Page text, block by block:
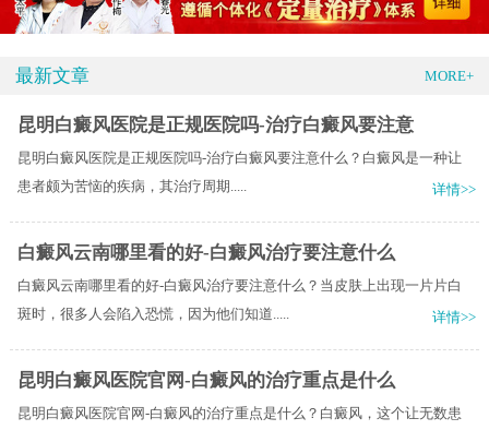
最新文章 MORE+
昆明白癜风医院是正规医院吗-治疗白癜风要注意
昆明白癜风医院是正规医院吗-治疗白癜风要注意什么？​白癜风是一种让
患者颇为苦恼的疾病，其治疗周期.....
详情>>
白癜风云南哪里看的好-白癜风治疗要注意什么
白癜风云南哪里看的好-白癜风治疗要注意什么？当皮肤上出现一片片白
斑时，很多人会陷入恐慌，因为他们知道.....
详情>>
昆明白癜风医院官网-白癜风的治疗重点是什么
昆明白癜风医院官网-白癜风的治疗重点是什么？白癜风，这个让无数患